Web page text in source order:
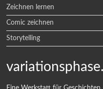
Zeichnen lernen
Comic zeichnen
Storytelling